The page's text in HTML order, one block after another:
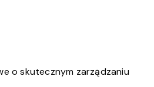
o skutecznym zarządzaniu